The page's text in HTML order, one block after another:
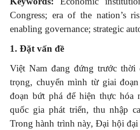
Congress; era of the nation’s
enabling governance; strategic
1. Đặt vấn đề
Việt Nam đang đứng trước thời
trọng, chuyển mình từ giai
đoạn bứt phá để hiện thực hóa
quốc gia phát triển, thu nhập
Trong hành trình này, Đại hội đại